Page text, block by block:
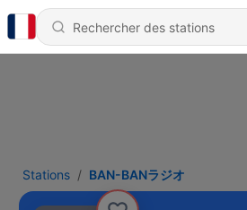
Stations BAN-BANラジオ